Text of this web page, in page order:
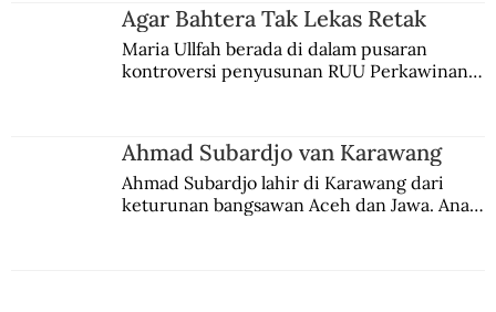
Agar Bahtera Tak Lekas Retak
Maria Ullfah berada di dalam pusaran
kontroversi penyusunan RUU Perkawinan.
Ahmad Subardjo van Karawang
Ahmad Subardjo lahir di Karawang dari
keturunan bangsawan Aceh dan Jawa. Anak